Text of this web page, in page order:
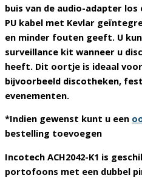
buis van de audio-adapter los
PU kabel met Kevlar
en minder fouten geeft. U
surveillance kit wanneer u
heeft. Dit oortje is ideaal
bijvoorbeeld discotheken,
evenementen.
*Indien gewenst kunt u een
bestelling toevoegen
Incotech ACH2042-K1 is
portofoons met een dubbel